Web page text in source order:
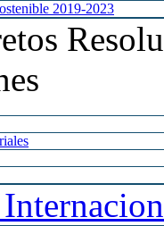
2019-2023